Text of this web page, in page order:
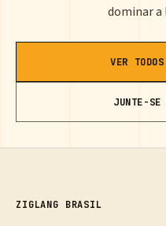
dominar a
VER
JUNTE-SE
ZIGLANG BRASIL